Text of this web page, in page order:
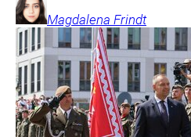
Magdalena Frindt